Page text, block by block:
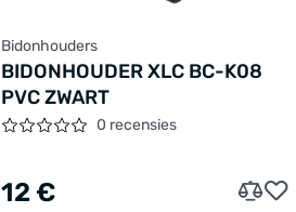
Bidonhouders
BIDONHOUDER XLC BC-K08
PVC ZWART
0 recensies
12 €